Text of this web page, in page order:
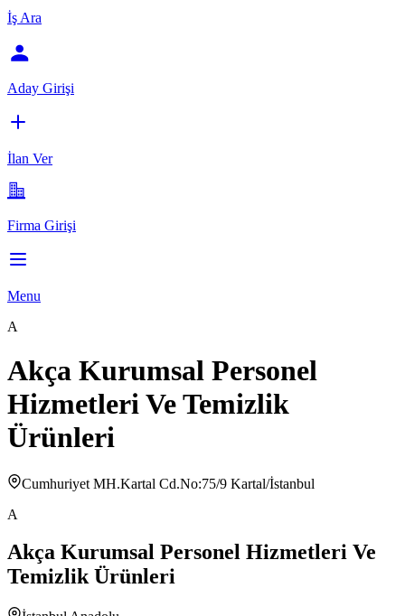
İş Ara
Aday Girişi
İlan Ver
Firma Girişi
Menu
A
Akça Kurumsal Personel
Hizmetleri Ve Temizlik
Ürünleri
Cumhuriyet MH.Kartal Cd.No:75/9 Kartal/İstanbul
A
Akça Kurumsal Personel Hizmetleri Ve
Temizlik Ürünleri